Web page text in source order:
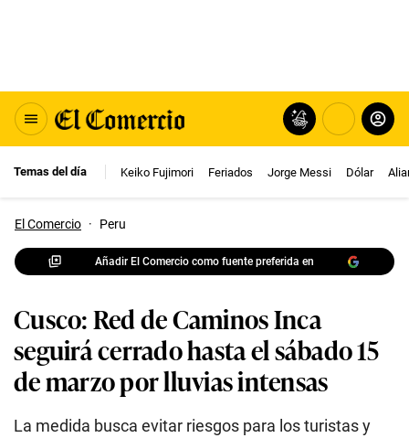
Temas del día Keiko Fujimori Feriados Jorge Messi Dólar
El Comercio · Peru
Añadir El Comercio como fuente preferida en
Cusco: Red de Caminos Inca
seguirá cerrado hasta el sábado 15
de marzo por lluvias intensas
La medida busca evitar riesgos para los turistas y